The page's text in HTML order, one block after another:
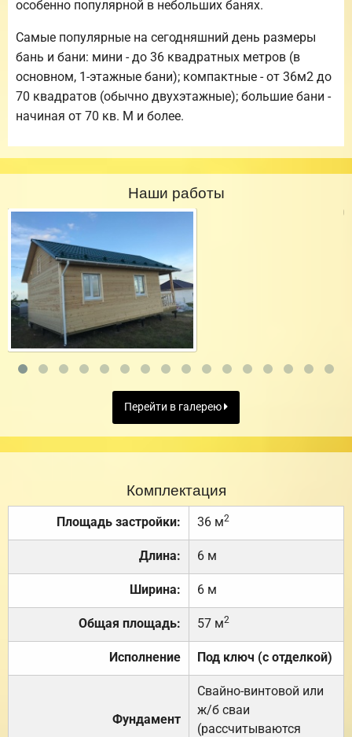
особенно популярной в небольших банях.
Самые популярные на сегодняшний день размеры
бань и бани: мини - до 36 квадратных метров (в
основном, 1-этажные бани); компактные - от 36м2 до
70 квадратов (обычно двухэтажные); большие бани -
начиная от 70 кв. М и более.
Наши работы
Перейти в галерею
Комплектация
Площадь застройки: 36 м2
Длина: 6 м
Ширина: 6 м
Общая площадь: 57 м2
Исполнение Под ключ (с отделкой)
Фундамент
Свайно-винтовой или
ж/б сваи
(рассчитываются